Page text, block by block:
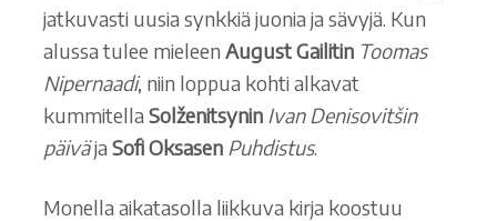
jatkuvasti uusia synkkiä juonia ja sävyjä. Kun
alussa tulee mieleenAugust Gailitin Toomas
Nipernaadi, niin loppua kohti alkavat
kummitellaSolženitsynin Ivan Denisovitšin
päiväjaSofi Oksasen Puhdistus.
Monella aikatasolla liikkuva kirja koostuu